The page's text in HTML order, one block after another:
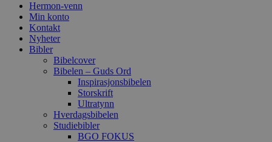
Hermon-venn
Min konto
Kontakt
Nyheter
Bibler
Bibelcover
Bibelen – Guds Ord
Inspirasjonsbibelen
Storskrift
Ultratynn
Hverdagsbibelen
Studiebibler
BGO FOKUS